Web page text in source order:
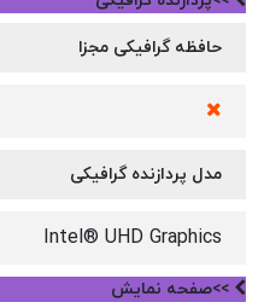
حافظه گرافیکی مجزا
مدل پردازنده گرافیکی
Intel® UHD Graphics
>>صفحه نمایش